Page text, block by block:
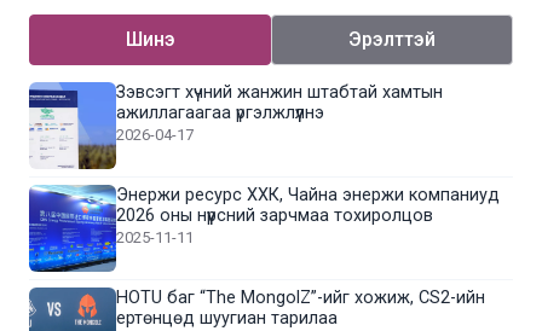
Шинэ Эрэлттэй
Зэвсэгт хүчний жанжин штабтай хамтын
ажиллагаагаа үргэлжлүүлнэ
2026-04-17
Энержи ресурс ХХК, Чайна энержи компаниуд
2026 оны нүүрсний зарчмаа тохиролцов
2025-11-11
HOTU баг “The MongolZ”-ийг хожиж, CS2-ийн
ертөнцөд шуугиан тарилаа